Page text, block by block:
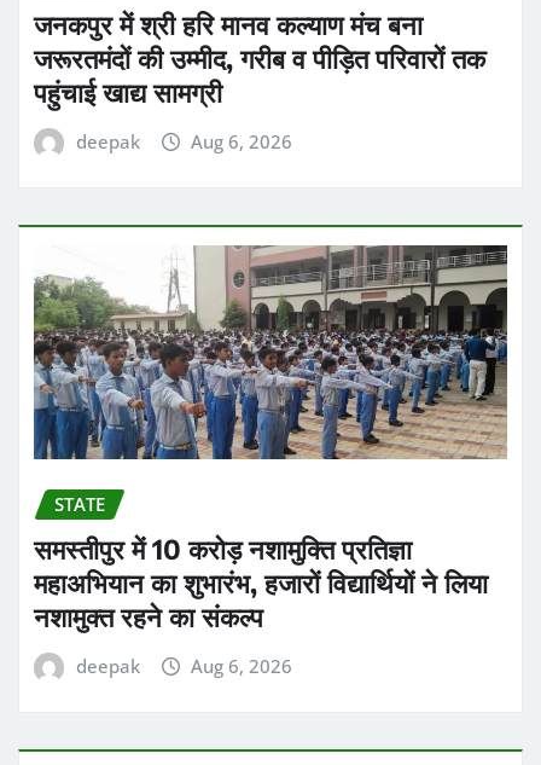
जनकपुर में श्री हरि मानव कल्याण मंच बना
जरूरतमंदों की उम्मीद, गरीब व पीड़ित परिवारों तक
पहुंचाई खाद्य सामग्री
deepak Aug 6, 2026
STATE
समस्तीपुर में 10 करोड़ नशामुक्ति प्रतिज्ञा
महाअभियान का शुभारंभ, हजारों विद्यार्थियों ने लिया
नशामुक्त रहने का संकल्प
deepak Aug 6, 2026